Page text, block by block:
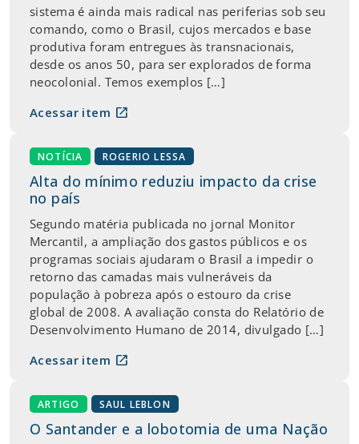
sistema é ainda mais radical nas periferias sob seu
comando, como o Brasil, cujos mercados e base
produtiva foram entregues às transnacionais,
desde os anos 50, para ser explorados de forma
neocolonial. Temos exemplos […]
Acessar item open_in_new
NOTÍCIA ROGERIO LESSA
Alta do mínimo reduziu impacto da crise
no país
Segundo matéria publicada no jornal Monitor
Mercantil, a ampliação dos gastos públicos e os
programas sociais ajudaram o Brasil a impedir o
retorno das camadas mais vulneráveis da
população à pobreza após o estouro da crise
global de 2008. A avaliação consta do Relatório de
Desenvolvimento Humano de 2014, divulgado […]
Acessar item open_in_new
ARTIGO SAUL LEBLON
O Santander e a lobotomia de uma Nação